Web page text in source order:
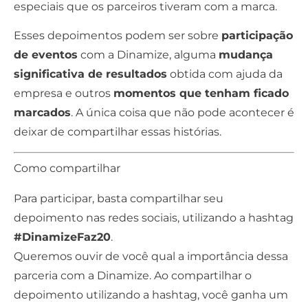
especiais que os parceiros tiveram com a marca.
Esses depoimentos podem ser sobre participação
de eventos com a Dinamize, alguma mudança
significativa de resultados obtida com ajuda da
empresa e outros momentos que tenham ficado
marcados. A única coisa que não pode acontecer é
deixar de compartilhar essas histórias.
Como compartilhar
Para participar, basta compartilhar seu
depoimento nas redes sociais, utilizando a hashtag
#DinamizeFaz20.
Queremos ouvir de você qual a importância dessa
parceria com a Dinamize. Ao compartilhar o
depoimento utilizando a hashtag, você ganha um